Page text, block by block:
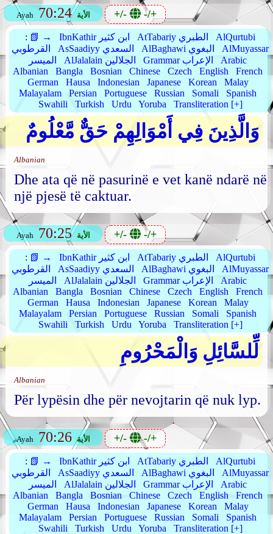
Ayah 70:24 الأية +/- -/+
: 📗 → IbnKathir ابن كثير AtTabariy الطبري
AlQurtubi
القرطوبي
AsSaadiyy السعدي AlBaghawi البغوي
AlMuyassar
الميسر
AlJalalain الجلالين Grammar الإعراب
Arabic
Albanian
Bangla Bosnian Chinese Czech English
French
German
Hausa Indonesian Japanese Korean
Malay
Malayalam
Persian Portuguese Russian Somali
Spanish
Swahili
Turkish Urdu Yoruba Transliteration [+]
وَالَّذِينَ فِي أَمْوَالِهِمْ حَقٌّ مَّعْلُومٌ
Albanian
Dhe ata që në pasurinë e vet kanë ndarë në
një pjesë të caktuar.
Ayah 70:25 الأية +/- -/+
: 📗 → IbnKathir ابن كثير AtTabariy الطبري
AlQurtubi
القرطوبي
AsSaadiyy السعدي AlBaghawi البغوي
AlMuyassar
الميسر
AlJalalain الجلالين Grammar الإعراب
Arabic
Albanian
Bangla Bosnian Chinese Czech English
French
German
Hausa Indonesian Japanese Korean
Malay
Malayalam
Persian Portuguese Russian Somali
Spanish
Swahili
Turkish Urdu Yoruba Transliteration [+]
لِّلسَّائِلِ وَالْمَحْرُومِ
Albanian
Për lypësin dhe për nevojtarin që nuk lyp.
Ayah 70:26 الأية +/- -/+
: 📗 → IbnKathir ابن كثير AtTabariy الطبري
AlQurtubi
القرطوبي
AsSaadiyy السعدي AlBaghawi البغوي
AlMuyassar
الميسر
AlJalalain الجلالين Grammar الإعراب
Arabic
Albanian
Bangla Bosnian Chinese Czech English
French
German
Hausa Indonesian Japanese Korean
Malay
Malayalam
Persian Portuguese Russian Somali
Spanish
Swahili
Turkish Urdu Yoruba Transliteration [+]